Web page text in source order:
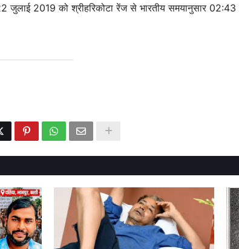
जुलाई 2019 को श्रीहरिकोटा रेंज से भारतीय समयानुसार 02:43